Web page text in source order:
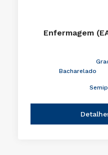
Enfermagem
Bacharelado